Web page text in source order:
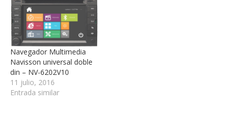
Navegador Multimedia
Navisson universal doble
din – NV-6202V10
11 julio, 2016
Entrada similar